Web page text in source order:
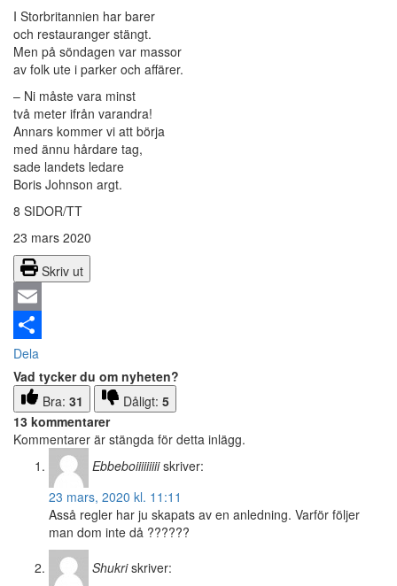
I Storbritannien har barer
och restauranger stängt.
Men på söndagen var massor
av folk ute i parker och affärer.
– Ni måste vara minst
två meter ifrån varandra!
Annars kommer vi att börja
med ännu hårdare tag,
sade landets ledare
Boris Johnson argt.
8 SIDOR/TT
23 mars 2020
Skriv ut
Email
Dela
Vad tycker du om nyheten?
Bra: 31 Dåligt: 5
13 kommentarer
Kommentarer är stängda för detta inlägg.
Ebbeboiiiiiiiii skriver:
23 mars, 2020 kl. 11:11
Asså regler har ju skapats av en anledning. Varför följer
man dom inte då ??????
Shukri skriver: